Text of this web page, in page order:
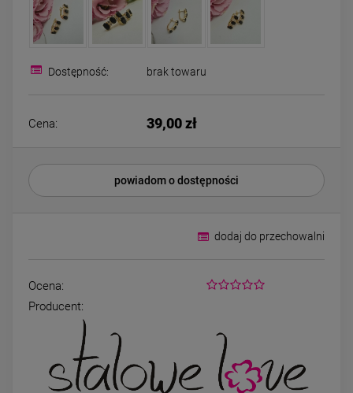
Bransoletka srebrna STAL
CHIRURGICZNA
Dostępność: brak towaru
Cena: 39,00 zł
powiadom o dostępności
dodaj do przechowalni
Ocena:
Producent: